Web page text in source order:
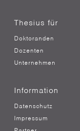
Thesius für
Doktoranden
Dozenten
Unternehmen
Information
Datenschutz
Impressum